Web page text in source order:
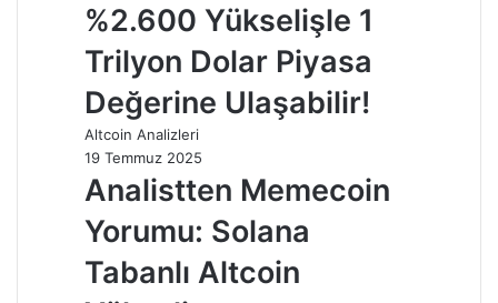
%2.600 Yükselişle 1
Trilyon Dolar Piyasa
Değerine Ulaşabilir!
Altcoin Analizleri
19 Temmuz 2025
Analistten Memecoin
Yorumu: Solana
Tabanlı Altcoin